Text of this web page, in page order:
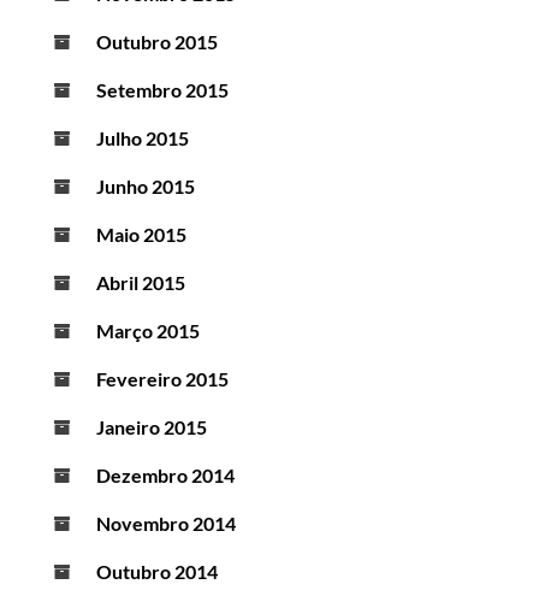
Outubro 2015
Setembro 2015
Julho 2015
Junho 2015
Maio 2015
Abril 2015
Março 2015
Fevereiro 2015
Janeiro 2015
Dezembro 2014
Novembro 2014
Outubro 2014